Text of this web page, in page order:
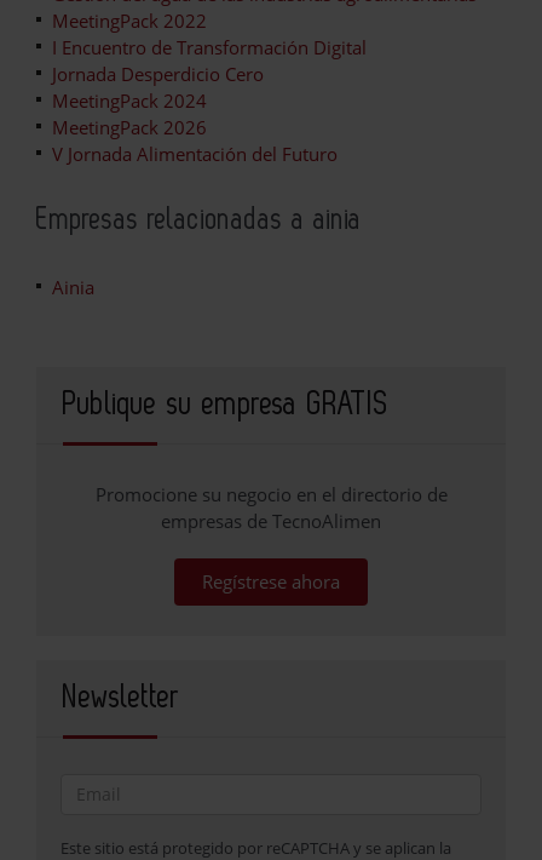
MeetingPack 2022
I Encuentro de Transformación Digital
Jornada Desperdicio Cero
MeetingPack 2024
MeetingPack 2026
V Jornada Alimentación del Futuro
Empresas relacionadas a ainia
Ainia
Publique su empresa GRATIS
Promocione su negocio en el directorio de
empresas de TecnoAlimen
Regístrese ahora
Newsletter
Este sitio está protegido por reCAPTCHA y se aplican la